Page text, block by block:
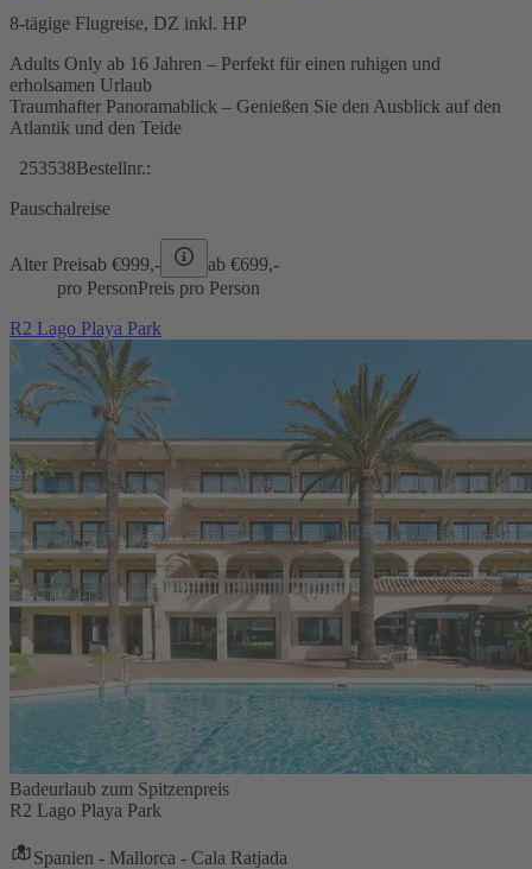
8-tägige Flugreise, DZ inkl. HP
Adults Only ab 16 Jahren – Perfekt für einen ruhigen und
erholsamen Urlaub
Traumhafter Panoramablick – Genießen Sie den Ausblick auf den
Atlantik und den Teide
253538Bestellnr.:
Pauschalreise
Alter Preisab €999,- ab €699,-
pro PersonPreis pro Person
R2 Lago Playa Park
Badeurlaub zum Spitzenpreis
R2 Lago Playa Park
Spanien - Mallorca - Cala Ratjada